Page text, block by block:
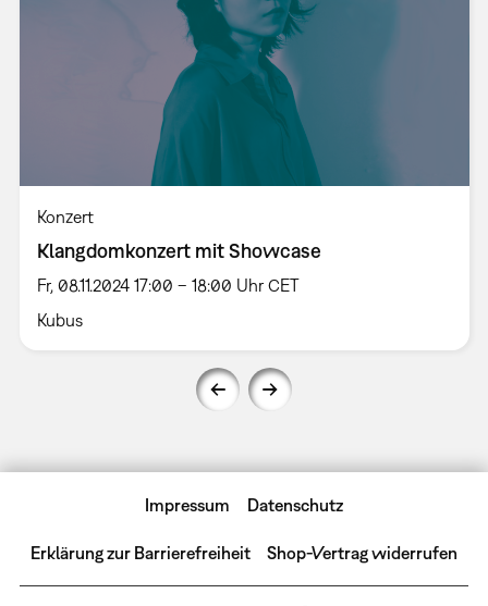
Konzert
Klangdomkonzert mit Showcase
Fr, 08.11.2024 17:00 – 18:00 Uhr CET
Kubus
Impressum Datenschutz
Erklärung zur Barrierefreiheit Shop-Vertrag widerrufen